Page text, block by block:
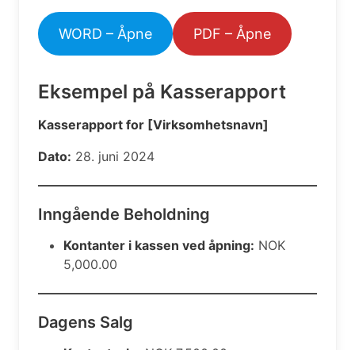
WORD – Åpne PDF – Åpne
Eksempel på Kasserapport
Kasserapport for [Virksomhetsnavn]
Dato: 28. juni 2024
Inngående Beholdning
Kontanter i kassen ved åpning: NOK
5,000.00
Dagens Salg